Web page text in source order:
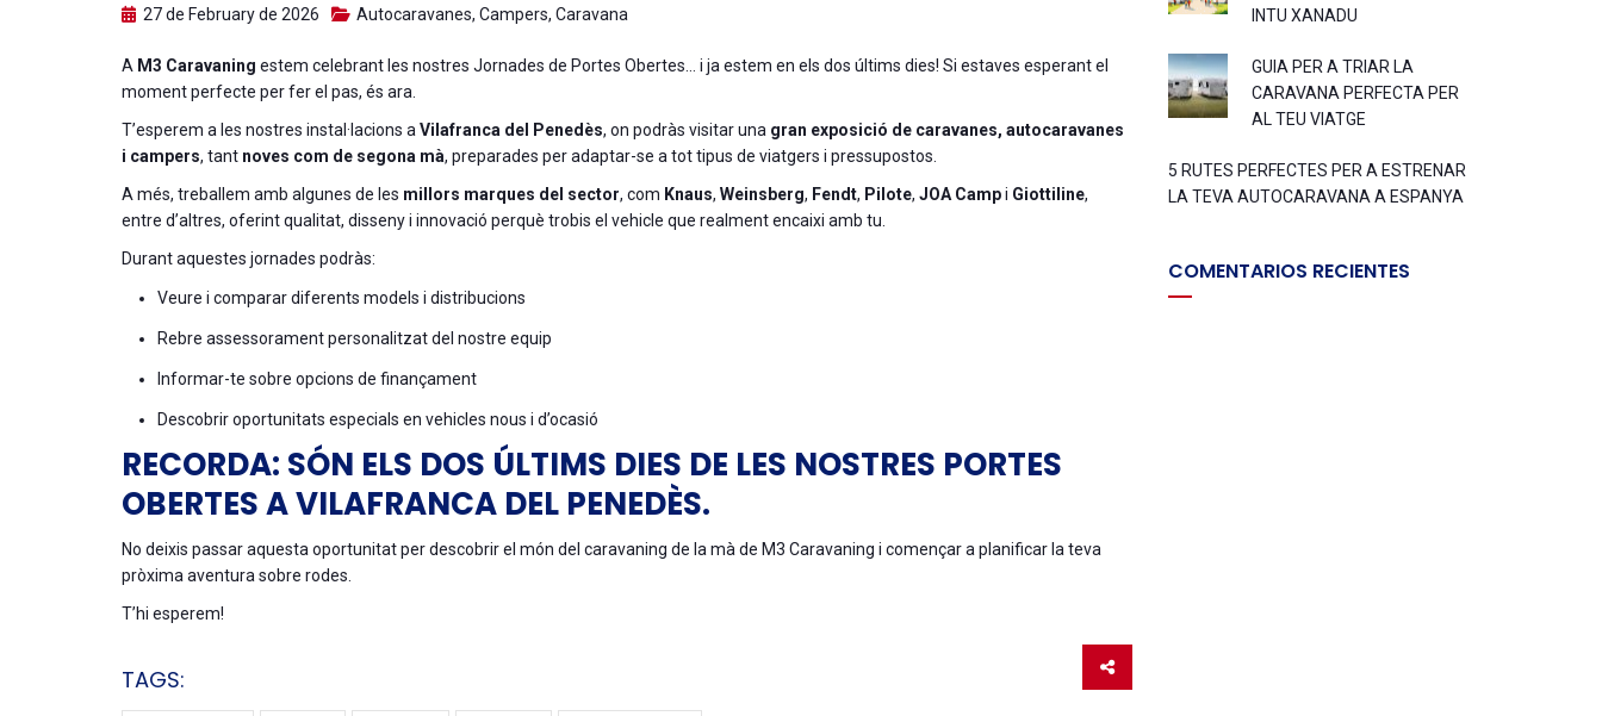
27 de February de 2026 Autocaravanes, Campers, Caravana
A M3 Caravaning estem celebrant les nostres Jornades de Portes Obertes… i ja estem en els dos últims dies! Si estaves esperant el
moment perfecte per fer el pas, és ara.
T’esperem a les nostres instal·lacions a Vilafranca del Penedès, on podràs visitar una gran exposició de caravanes, autocaravanes
i campers, tant noves com de segona mà, preparades per adaptar-se a tot tipus de viatgers i pressupostos.
A més, treballem amb algunes de les millors marques del sector, com Knaus, Weinsberg, Fendt, Pilote, JOA Campi Giottiline,
entre d’altres, oferint qualitat, disseny i innovació perquè trobis el vehicle que realment encaixi amb tu.
Durant aquestes jornades podràs:
Veure i comparar diferents models i distribucions
Rebre assessorament personalitzat del nostre equip
Informar-te sobre opcions de finançament
Descobrir oportunitats especials en vehicles nous i d’ocasió
RECORDA: SÓN ELS DOS ÚLTIMS DIES DE LES NOSTRES PORTES
OBERTES A VILAFRANCA DEL PENEDÈS.
No deixis passar aquesta oportunitat per descobrir el món del caravaning de la mà de M3 Caravaning i començar a planificar la teva
pròxima aventura sobre rodes.
T’hi esperem!
TAGS:
INTU XANADU
GUIA PER A TRIAR LA
CARAVANA PERFECTA PER
AL TEU VIATGE
5 RUTES PERFECTES PER A ESTRENAR
LA TEVA AUTOCARAVANA A ESPANYA
COMENTARIOS RECIENTES